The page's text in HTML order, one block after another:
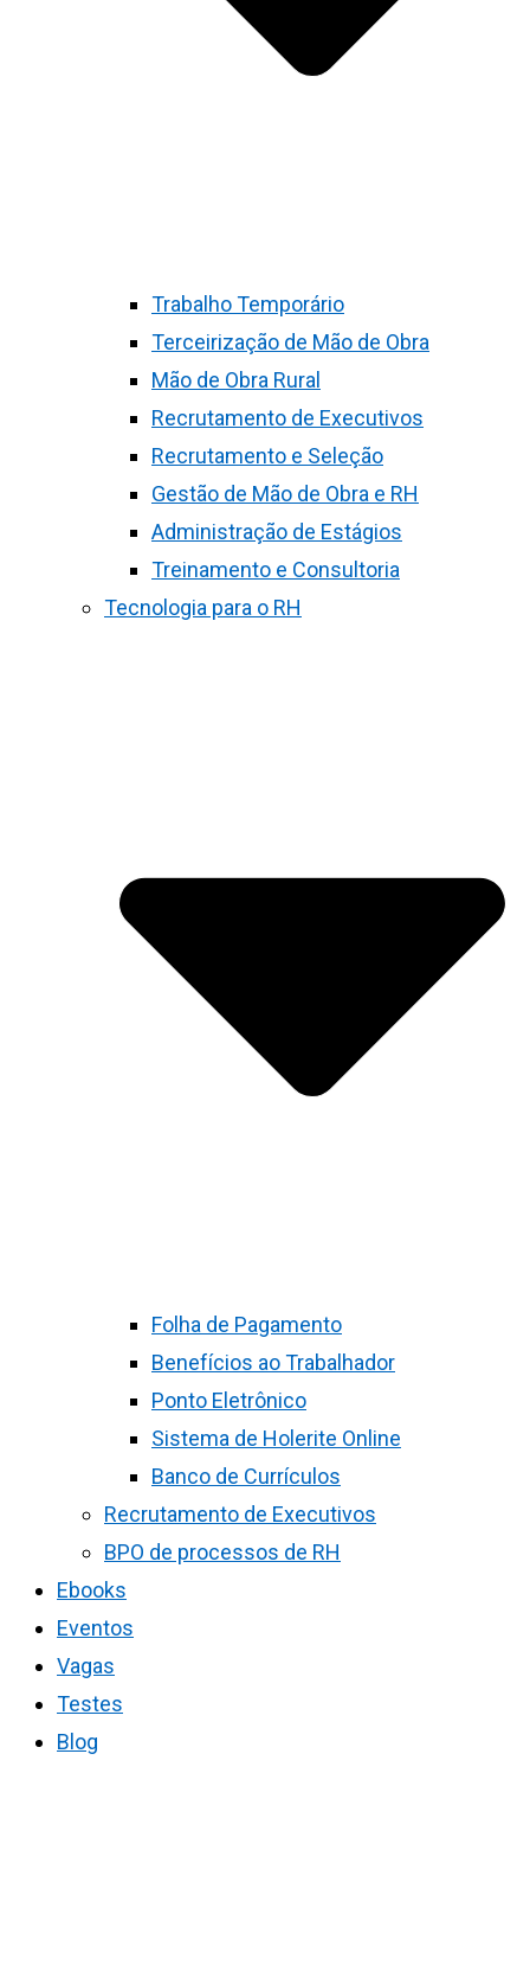
Trabalho Temporário
Terceirização de Mão de Obra
Mão de Obra Rural
Recrutamento de Executivos
Recrutamento e Seleção
Gestão de Mão de Obra e RH
Administração de Estágios
Treinamento e Consultoria
Tecnologia para o RH
Folha de Pagamento
Benefícios ao Trabalhador
Ponto Eletrônico
Sistema de Holerite Online
Banco de Currículos
Recrutamento de Executivos
BPO de processos de RH
Ebooks
Eventos
Vagas
Testes
Blog